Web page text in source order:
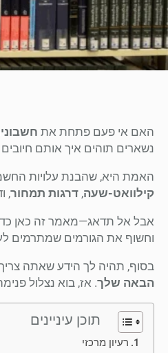
האם אי פעם פתחת את
נשארים תוהים איך אותם
האמת היא, שהבנת עלויות
קילוואט-שעה, דרגות תמחור,
אבל אל תדאג—מאמר זה כאן
וחשוף את הגורמים שמתרמים
בסוף, תהיה לך הידע שאתה צריך
הבאה שלך. אז, בוא נצלול
תוכן עיניינים
רעיון מרכזי